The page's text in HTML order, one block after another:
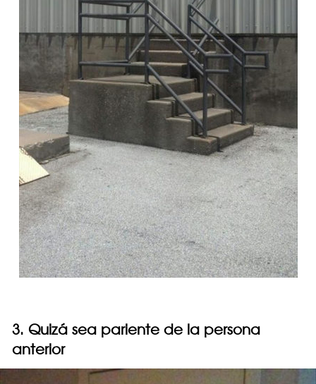
3. Quizá sea pariente de la persona
anterior